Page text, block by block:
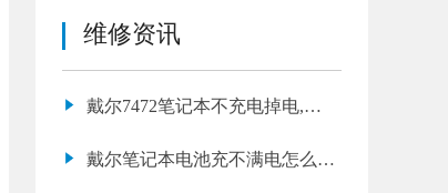
维修资讯
戴尔7472笔记本不充电掉电,戴
戴尔笔记本电池充不满电怎么回